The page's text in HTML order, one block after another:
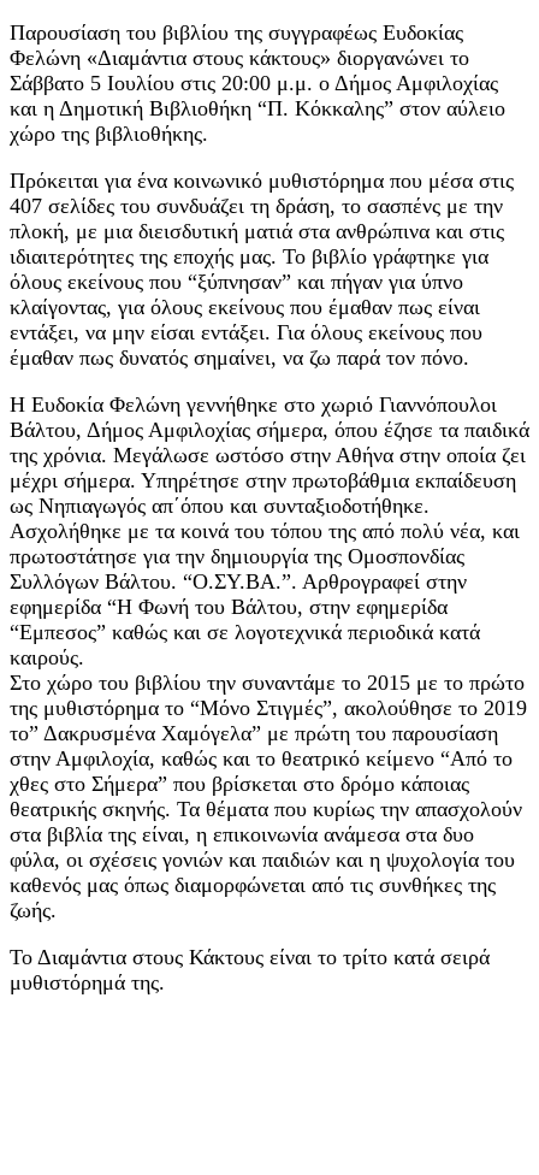
Παρουσίαση του βιβλίου της συγγραφέως Ευδοκίας
Φελώνη «Διαμάντια στους κάκτους» διοργανώνει το
Σάββατο 5 Ιουλίου στις 20:00 μ.μ. ο Δήμος Αμφιλοχίας
και η Δημοτική Βιβλιοθήκη “Π. Κόκκαλης” στον αύλειο
χώρο της βιβλιοθήκης.
Πρόκειται για ένα κοινωνικό μυθιστόρημα που μέσα στις
407 σελίδες του συνδυάζει τη δράση, το σασπένς με την
πλοκή, με μια διεισδυτική ματιά στα ανθρώπινα και στις
ιδιαιτερότητες της εποχής μας. Το βιβλίο γράφτηκε για
όλους εκείνους που “ξύπνησαν” και πήγαν για ύπνο
κλαίγοντας, για όλους εκείνους που έμαθαν πως είναι
εντάξει, να μην είσαι εντάξει. Για όλους εκείνους που
έμαθαν πως δυνατός σημαίνει, να ζω παρά τον πόνο.
Η Ευδοκία Φελώνη γεννήθηκε στο χωριό Γιαννόπουλοι
Βάλτου, Δήμος Αμφιλοχίας σήμερα, όπου έζησε τα παιδικά
της χρόνια. Μεγάλωσε ωστόσο στην Αθήνα στην οποία ζει
μέχρι σήμερα. Υπηρέτησε στην πρωτοβάθμια εκπαίδευση
ως Νηπιαγωγός απ΄όπου και συνταξιοδοτήθηκε.
Ασχολήθηκε με τα κοινά του τόπου της από πολύ νέα, και
πρωτοστάτησε για την δημιουργία της Ομοσπονδίας
Συλλόγων Βάλτου. “Ο.ΣΥ.ΒΑ.”. Αρθρογραφεί στην
εφημερίδα “Η Φωνή του Βάλτου, στην εφημερίδα
“Εμπεσος” καθώς και σε λογοτεχνικά περιοδικά κατά
καιρούς.
Στο χώρο του βιβλίου την συναντάμε το 2015 με το πρώτο
της μυθιστόρημα το “Μόνο Στιγμές”, ακολούθησε το 2019
το” Δακρυσμένα Χαμόγελα” με πρώτη του παρουσίαση
στην Αμφιλοχία, καθώς και το θεατρικό κείμενο “Από το
χθες στο Σήμερα” που βρίσκεται στο δρόμο κάποιας
θεατρικής σκηνής. Τα θέματα που κυρίως την απασχολούν
στα βιβλία της είναι, η επικοινωνία ανάμεσα στα δυο
φύλα, οι σχέσεις γονιών και παιδιών και η ψυχολογία του
καθενός μας όπως διαμορφώνεται από τις συνθήκες της
ζωής.
Το Διαμάντια στους Κάκτους είναι το τρίτο κατά σειρά
μυθιστόρημά της.